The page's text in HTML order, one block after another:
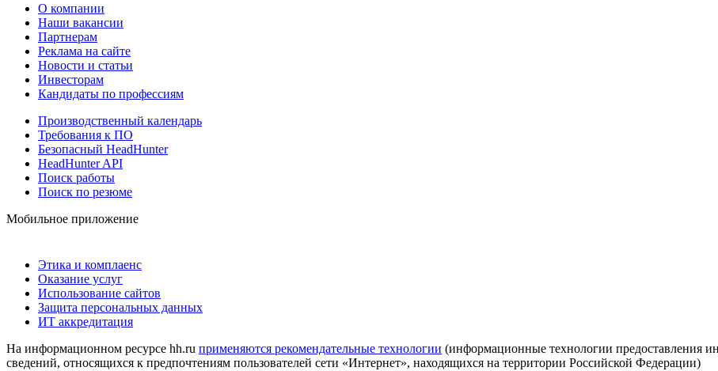
О компании
Наши вакансии
Партнерам
Реклама на сайте
Новости и статьи
Инвесторам
Кандидаты по профессиям
Производственный календарь
Требования к ПО
Безопасный HeadHunter
HeadHunter API
Поиск работы
Поиск по резюме
Мобильное приложение
Этика и комплаенс
Оказание услуг
Использование сайтов
Защита персональных данных
ИТ аккредитация
На информационном ресурсе hh.ru применяются рекомендательные технологии (информационные технологии предоставления
сведений, относящихся к предпочтениям пользователей сети «Интернет», находящихся на территории Российской Федерации)